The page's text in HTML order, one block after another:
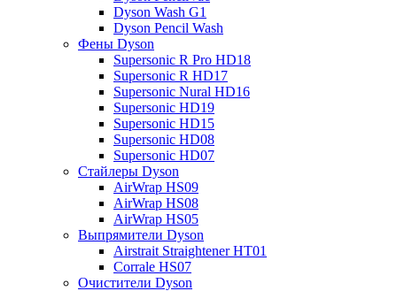
Dyson Wash G1
Dyson Pencil Wash
Фены Dyson
Supersonic R Pro HD18
Supersonic R HD17
Supersonic Nural HD16
Supersonic HD19
Supersonic HD15
Supersonic HD08
Supersonic HD07
Стайлеры Dyson
AirWrap HS09
AirWrap HS08
AirWrap HS05
Выпрямители Dyson
Airstrait Straightener HT01
Corrale HS07
Очистители Dyson